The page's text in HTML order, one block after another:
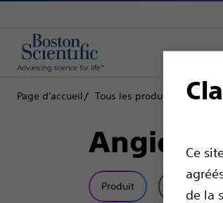
Ce
de la
Page d’accueil Tous les produits
Produit